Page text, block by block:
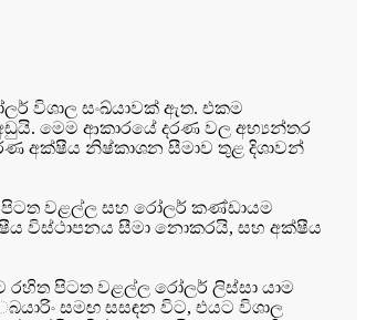
විශාල සංඛ්යාවක් ඇත. එකම
මෙම ආකාරයේ දරණ වල අභ්‍යන්තර
අක්ෂීය නිෂ්කාශන සීමාව තුළ දිශාවන්
පිටත වළල්ල සහ රෝලර් කණ්ඩායම
විස්ථාපනය සීමා නොකරයි, සහ අක්ෂීය
පිටත වළල්ල රෝලර් ලිස්සා යාම
සමඟ සසඳන විට, එයට විශාල